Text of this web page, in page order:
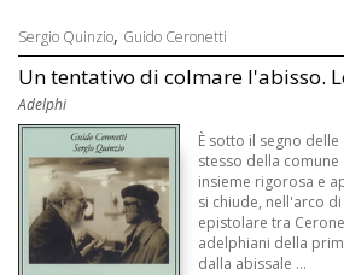
Sergio Quinzio, Guido Ceronetti
Un tentativo di colmare l'abisso.
Adelphi
È sotto il segno
stesso della
insieme rigorosa e
si chiude, nell'arco
epistolare tra
adelphiani della
dalla abissale ...